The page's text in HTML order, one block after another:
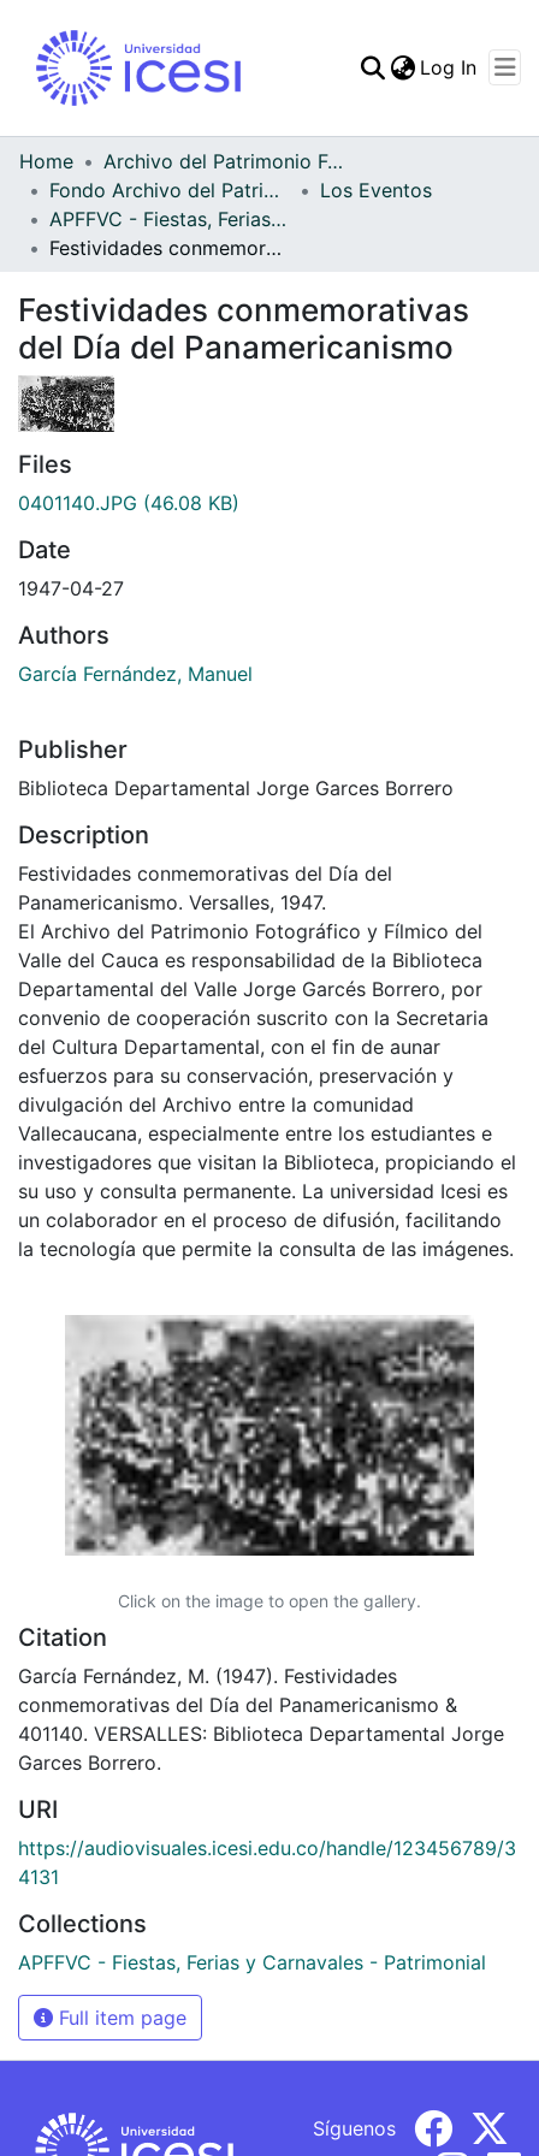
Statistics
Log In
Home
Archivo del Patrimonio Fotográfico y Fílmico del Valle del Cauca
Fondo Archivo del Patrimonio Fotográfico y Fílmico del Valle del Cauca
Los Eventos
APFFVC - Fiestas, Ferias y Carnavales - Patrimonial
Festividades conmemorativas del Día del Panamericanismo
Festividades conmemorativas
del Día del Panamericanismo
Files
0401140.JPG (46.08 KB)
Date
1947-04-27
Authors
García Fernández, Manuel
Publisher
Biblioteca Departamental Jorge Garces Borrero
Description
Festividades conmemorativas del Día del
Panamericanismo. Versalles, 1947.
El Archivo del Patrimonio Fotográfico y Fílmico del
Valle del Cauca es responsabilidad de la Biblioteca
Departamental del Valle Jorge Garcés Borrero, por
convenio de cooperación suscrito con la Secretaria
del Cultura Departamental, con el fin de aunar
esfuerzos para su conservación, preservación y
divulgación del Archivo entre la comunidad
Vallecaucana, especialmente entre los estudiantes e
investigadores que visitan la Biblioteca, propiciando el
su uso y consulta permanente. La universidad Icesi es
un colaborador en el proceso de difusión, facilitando
la tecnología que permite la consulta de las imágenes.
Click on the image to open the gallery.
Citation
García Fernández, M. (1947). Festividades
conmemorativas del Día del Panamericanismo &
401140. VERSALLES: Biblioteca Departamental Jorge
Garces Borrero.
URI
https://audiovisuales.icesi.edu.co/handle/123456789/3
4131
Collections
APFFVC - Fiestas, Ferias y Carnavales - Patrimonial
Full item page
Síguenos